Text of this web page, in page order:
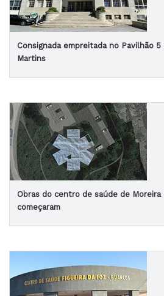
Consignada empreitada no Pavilhão
Martins
Obras do centro de saúde de Moreira
começaram